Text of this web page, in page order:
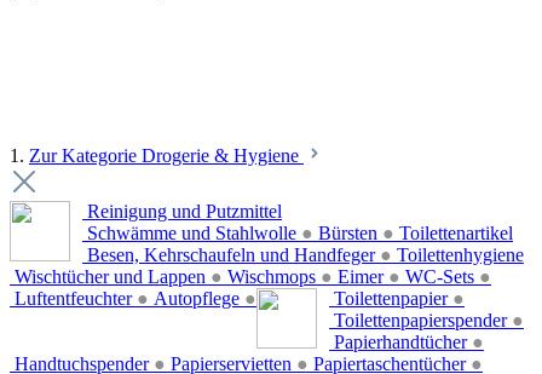
1. Zur Kategorie Drogerie & Hygiene
Reinigung und Putzmittel
Schwämme und Stahlwolle ● Bürsten ●
Besen, Kehrschaufeln und Handfeger ●
Wischtücher und Lappen ● Wischmops ● Eimer ● WC-Sets ●
Luftentfeuchter ● Autopflege ●
Toilettenartikel
Toilettenpapier ●
Toilettenpapierspender ●
Papierhandtücher ●
Handtuchspender ● Papierservietten ● Papiertaschentücher ●
Toilettenhygiene